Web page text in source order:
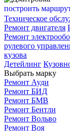
построить
Техническое
Ремонт двигателя
Ремонт
рулевого
кузова
Детейлинг
Выбрать марку
Ремонт Ауди
Ремонт БИД
Ремонт БМВ
Ремонт Бентли
Ремонт Вольво
Ремонт Воя